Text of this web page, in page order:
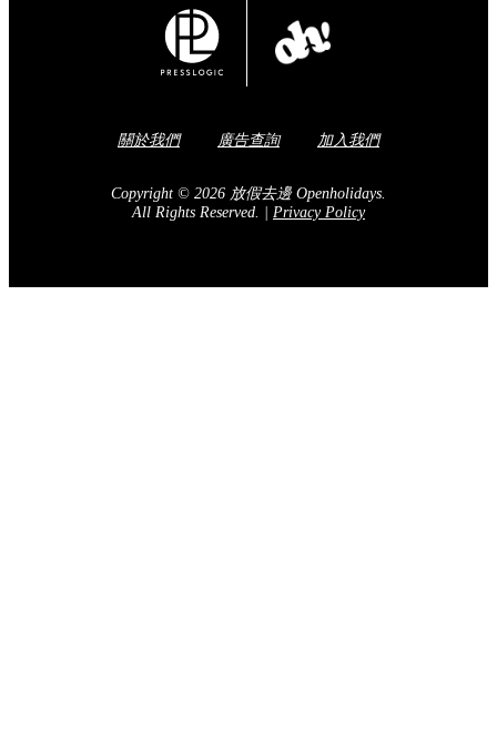
關於我們 廣告查詢 加入我們
Copyright © 2026 放假去邊 Openholidays.
All Rights Reserved.
Privacy Policy